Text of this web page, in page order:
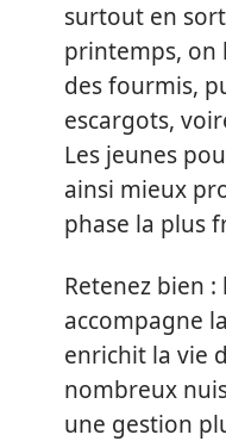
surtout en
printemps, on
des fourmis,
escargots,
Les jeunes
ainsi mieux
phase la plus
Retenez bien :
accompagne
enrichit la vie
nombreux
une gestion